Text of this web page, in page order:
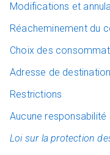
Modifications et
Réacheminement du
Choix des
Adresse de destination
Restrictions
Aucune responsabilité
Loi sur la protection